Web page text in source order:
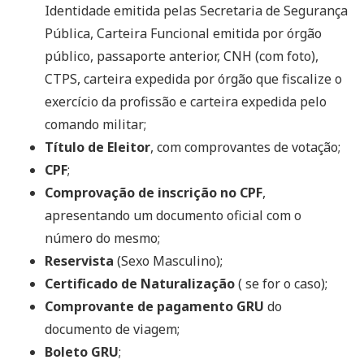
Identidade emitida pelas Secretaria de Segurança
Pública, Carteira Funcional emitida por órgão
público, passaporte anterior, CNH (com foto),
CTPS, carteira expedida por órgão que fiscalize o
exercício da profissão e carteira expedida pelo
comando militar;
Título de Eleitor, com comprovantes de votação;
CPF;
Comprovação de inscrição no CPF,
apresentando um documento oficial com o
número do mesmo;
Reservista (Sexo Masculino);
Certificado de Naturalização( se for o caso);
Comprovante de pagamento GRU do
documento de viagem;
Boleto GRU;